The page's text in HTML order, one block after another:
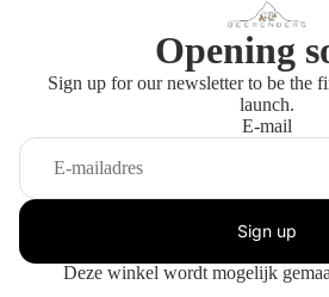
Opening
Sign up for our newsletter to be the
launch.
E-mail
Sign up
Deze winkel wordt mogelijk